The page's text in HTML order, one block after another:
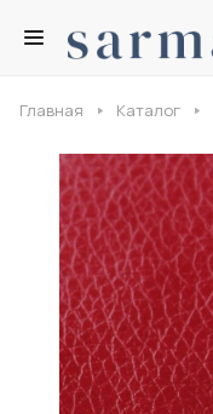
Главная Каталог